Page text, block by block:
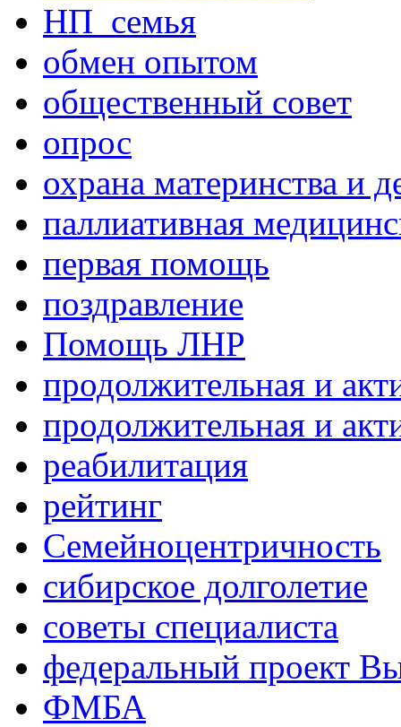
НП_семья
обмен опытом
общественный совет
опрос
охрана материнства и
паллиативная
первая помощь
поздравление
Помощь ЛНР
продолжительная и
продолжительная и
реабилитация
рейтинг
Семейноцентричность
сибирское долголетие
советы специалиста
федеральный проект
ФМБА